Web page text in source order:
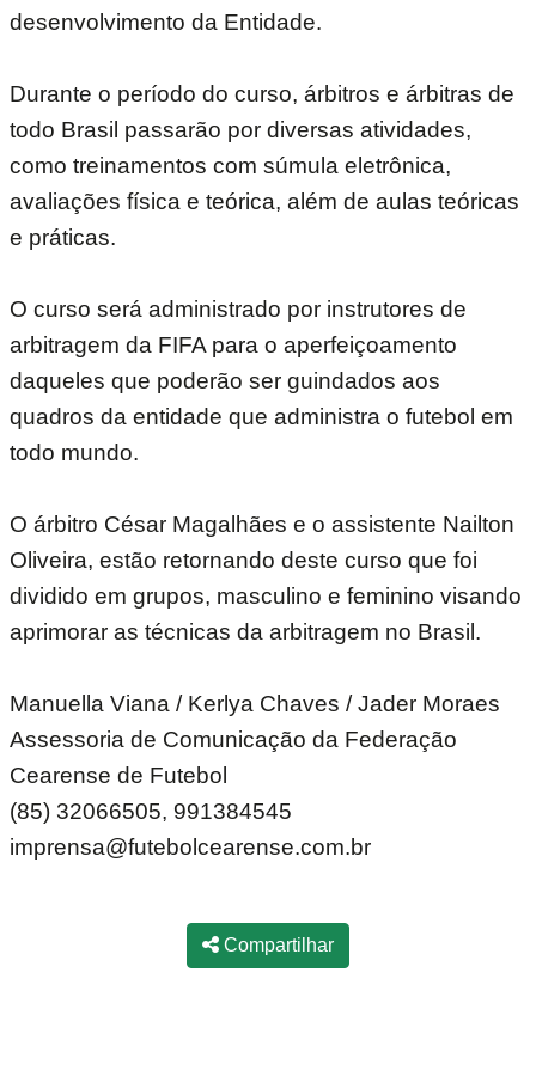
desenvolvimento da Entidade.
Durante o período do curso, árbitros e árbitras de
todo Brasil passarão por diversas atividades,
como treinamentos com súmula eletrônica,
avaliações física e teórica, além de aulas teóricas
e práticas.
O curso será administrado por instrutores de
arbitragem da FIFA para o aperfeiçoamento
daqueles que poderão ser guindados aos
quadros da entidade que administra o futebol em
todo mundo.
O árbitro César Magalhães e o assistente Nailton
Oliveira, estão retornando deste curso que foi
dividido em grupos, masculino e feminino visando
aprimorar as técnicas da arbitragem no Brasil.
Manuella Viana / Kerlya Chaves / Jader Moraes
Assessoria de Comunicação da Federação
Cearense de Futebol
(85) 32066505, 991384545
imprensa@futebolcearense.com.br
Compartilhar